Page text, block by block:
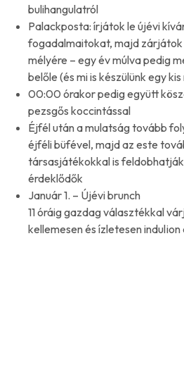
bulihangulatról
Palackposta: írjátok le újévi
fogadalmaitokat, majd zárjátok
mélyére – egy év múlva pedig
belőle (és mi is készülünk egy
00:00 órakor pedig együtt
pezsgős koccintással
Éjfél után a mulatság tovább
éjféli büfével, majd az este
társasjátékokkal is
érdeklődők
Január 1. – Újévi brunch
11 óráig gazdag választékkal
kellemesen és ízletesen